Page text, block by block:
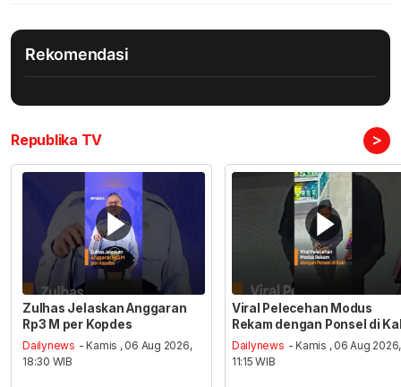
Rekomendasi
Republika TV >
Zulhas Jelaskan Anggaran
Rp3 M per Kopdes
Dailynews - Kamis , 06 Aug 2026,
18:30 WIB
Viral Pelecehan Modus
Rekam dengan Ponsel di
Dailynews - Kamis , 06 Aug 2026,
11:15 WIB